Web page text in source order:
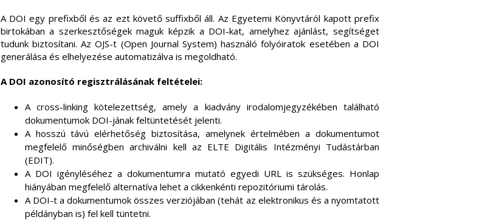
A DOI egy prefixből és az ezt követő suffixből áll. Az Egyetemi Könyvtáról kapott prefix
birtokában a szerkesztőségek maguk képzik a DOI-kat, amelyhez ajánlást, segítséget
tudunk biztosítani. Az OJS-t (Open Journal System) használó folyóiratok esetében a DOI
generálása és elhelyezése automatizálva is megoldható.
A DOI azonosító regisztrálásának feltételei:
A cross-linking kötelezettség, amely a kiadvány irodalomjegyzékében található
dokumentumok DOI-jának feltüntetését jelenti.
A hosszú távú elérhetőség biztosítása, amelynek értelmében a dokumentumot
megfelelő minőségben archiválni kell az ELTE Digitális Intézményi Tudástárban
(EDIT).
A DOI igényléséhez a dokumentumra mutató egyedi URL is szükséges. Honlap
hiányában megfelelő alternatíva lehet a cikkenkénti repozitóriumi tárolás.
A DOI-t a dokumentumok összes verziójában (tehát az elektronikus és a nyomtatott
példányban is) fel kell tüntetni.